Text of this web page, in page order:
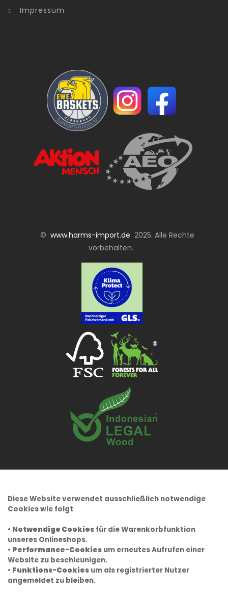
Impressum
© www.harms-import.de 2025. Alle Rechte
vorbehalten.
Diese Website verwendet ausschließlich notwendige
Cookies wie folgt
• Notwendige Cookies für die Warenkorbfunktion
unseres Onlineshops.
• Performance-Cookies um erneutes Aufrufen einer
Website zu beschleunigen.
• Funktions-Cookies um als registrierter Nutzer
angemeldet zu bleiben.